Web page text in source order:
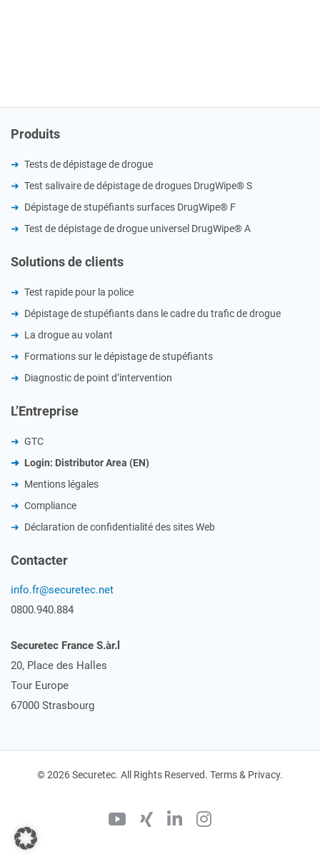
Produits
Tests de dépistage de drogue
Test salivaire de dépistage de drogues DrugWipe® S
Dépistage de stupéfiants surfaces DrugWipe® F
Test de dépistage de drogue universel DrugWipe® A
Solutions de clients
Test rapide pour la police
Dépistage de stupéfiants dans le cadre du trafic de drogue
La drogue au volant
Formations sur le dépistage de stupéfiants
Diagnostic de point d’intervention
L’Entreprise
GTC
Login: Distributor Area (EN)
Mentions légales
Compliance
Déclaration de confidentialité des sites Web
Contacter
info.fr@securetec.net
0800.940.884
Securetec France S.àr.l
20, Place des Halles
Tour Europe
67000 Strasbourg
© 2026 Securetec. All Rights Reserved. Terms & Privacy.